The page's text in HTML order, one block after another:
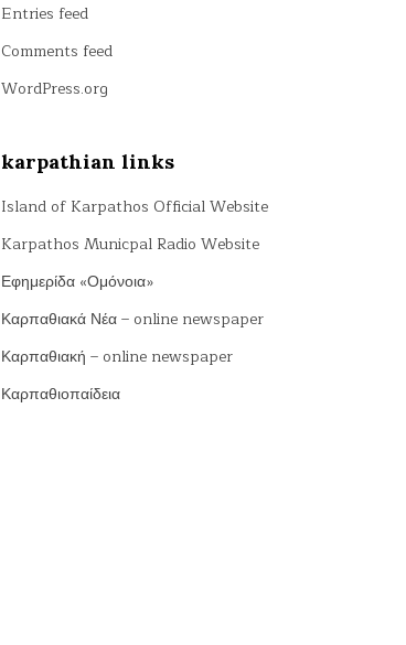
Entries feed
Comments feed
WordPress.org
karpathian links
Island of Karpathos Official Website
Karpathos Municpal Radio Website
Εφημερίδα «Ομόνοια»
Καρπαθιακά Νέα – online newspaper
Καρπαθιακή – online newspaper
Καρπαθιοπαίδεια